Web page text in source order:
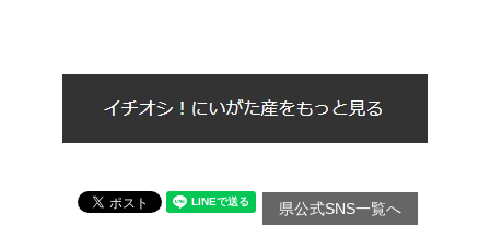
県公式SNS一覧へ